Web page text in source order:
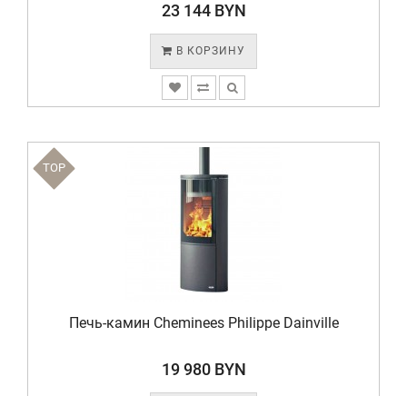
23 144 BYN
В КОРЗИНУ
TOP
Печь-камин Cheminees Philippe Dainville
19 980 BYN